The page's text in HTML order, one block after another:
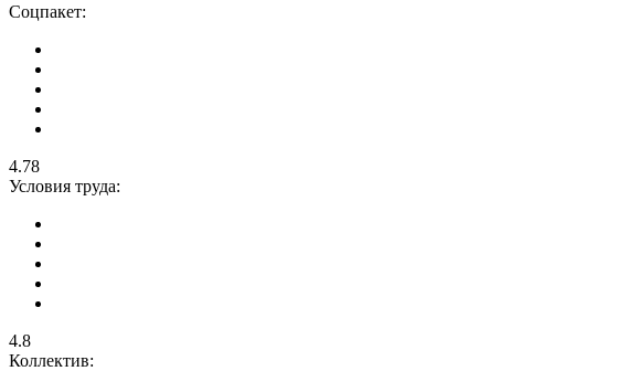
Соцпакет:
4.78
Условия труда:
4.8
Коллектив: